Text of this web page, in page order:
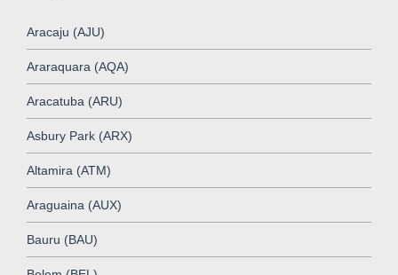
Aracaju (AJU)
Araraquara (AQA)
Aracatuba (ARU)
Asbury Park (ARX)
Altamira (ATM)
Araguaina (AUX)
Bauru (BAU)